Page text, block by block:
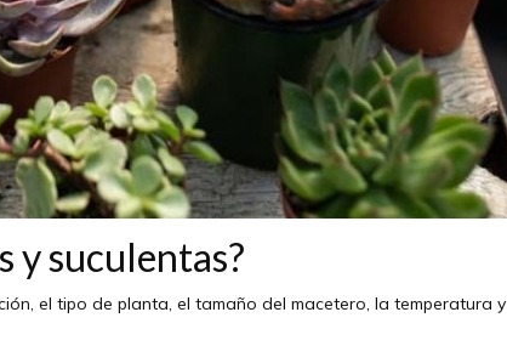
y suculentas?
el tipo de planta, el tamaño del macetero, la temperatura y